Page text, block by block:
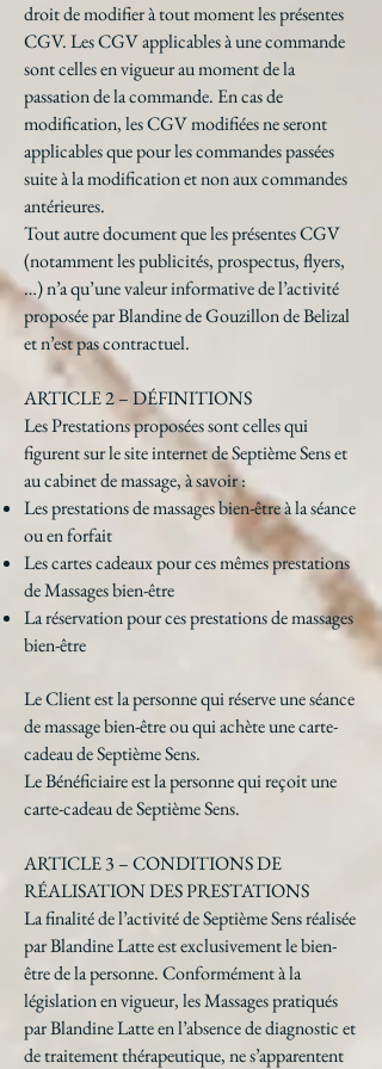
droit de modifier à tout moment les présentes
CGV. Les CGV applicables à une commande
sont celles en vigueur au moment de la
passation de la commande. En cas de
modification, les CGV modifiées ne seront
applicables que pour les commandes passées
suite à la modification et non aux commandes
antérieures.
Tout autre document que les présentes CGV
(notamment les publicités, prospectus, flyers,
…) n’a qu’une valeur informative de l’activité
proposée par Blandine de Gouzillon de Belizal
et n’est pas contractuel.
ARTICLE 2 – DÉFINITIONS
Les Prestations proposées sont celles qui
figurent sur le site internet de Septième Sens et
au cabinet de massage, à savoir :
Les prestations de massages bien-être à la séance
ou en forfait
Les cartes cadeaux pour ces mêmes prestations
de Massages bien-être
La réservation pour ces prestations de massages
bien-être
Le Client est la personne qui réserve une séance
de massage bien-être ou qui achète une carte-
cadeau de Septième Sens.
Le Bénéficiaire est la personne qui reçoit une
carte-cadeau de Septième Sens.
ARTICLE 3 – CONDITIONS DE
RÉALISATION DES PRESTATIONS
La finalité de l’activité de Septième Sens réalisée
par Blandine Latte est exclusivement le bien-
être de la personne. Conformément à la
législation en vigueur, les Massages pratiqués
par Blandine Latte en l’absence de diagnostic et
de traitement thérapeutique, ne s’apparentent